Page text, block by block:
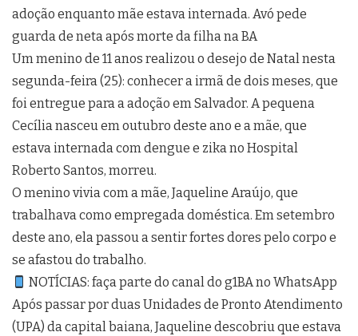
adoção enquanto mãe estava internada. Avó pede
guarda de neta após morte da filha na BA
Um menino de 11 anos realizou o desejo de Natal nesta
segunda-feira (25): conhecer a irmã de dois meses, que
foi entregue para a adoção em Salvador. A pequena
Cecília nasceu em outubro deste ano e a mãe, que
estava internada com dengue e zika no Hospital
Roberto Santos, morreu.
O menino vivia com a mãe, Jaqueline Araújo, que
trabalhava como empregada doméstica. Em setembro
deste ano, ela passou a sentir fortes dores pelo corpo e
se afastou do trabalho.
NOTÍCIAS: faça parte do canal do g1BA no WhatsApp
Após passar por duas Unidades de Pronto Atendimento
(UPA) da capital baiana, Jaqueline descobriu que estava